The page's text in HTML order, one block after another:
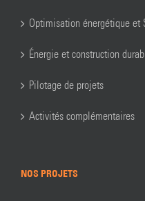
Optimisation énergétique et
Énergie et construction
Pilotage de projets
Activités complémentaires
NOS PROJETS